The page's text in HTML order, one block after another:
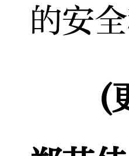
的安
(更